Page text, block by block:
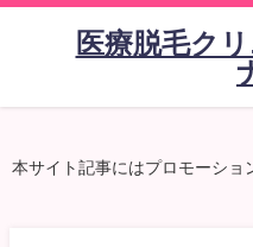
医療脱毛ク
本サイト記事にはプロモーショ